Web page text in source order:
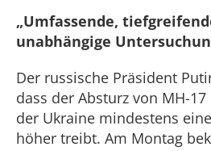
„Umfassende,
unabhängige
Der russische Präsident
dass der Absturz von MH-
der Ukraine mindestens
höher treibt. Am Montag